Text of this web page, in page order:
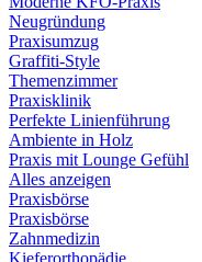
Neugründung
Praxisumzug
Graffiti-Style
Themenzimmer
Praxisklinik
Perfekte Linienführung
Ambiente in Holz
Praxis mit Lounge Gefühl
Alles anzeigen
Praxisbörse
Praxisbörse
Zahnmedizin
Kieferorthopädie